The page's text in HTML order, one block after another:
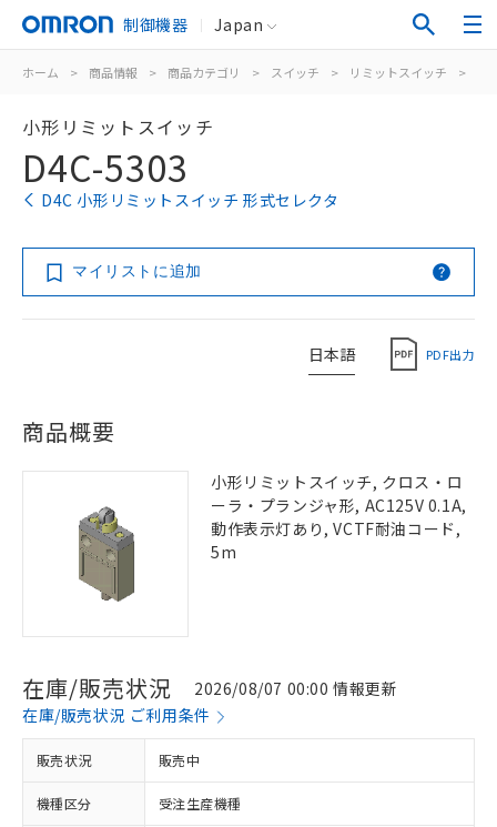
制御機器 Japan
ホーム > 商品情報 > 商品カテゴリ > スイッチ > リミットスイッチ >
小形リミットスイッチ
D4C-5303
D4C 小形リミットスイッチ 形式セレクタ
マイリストに追加
日本語 PDF出力
商品概要
小形リミットスイッチ, クロス・ロ
ーラ・プランジャ形, AC125V 0.1A,
動作表示灯あり, VCTF耐油コード,
5m
在庫/販売状況
2026/08/07 00:00 情報更新
在庫/販売状況 ご利用条件
販売状況 販売中
機種区分 受注生産機種